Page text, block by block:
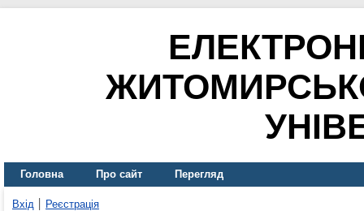
Головна Про сайт Перегляд
Вхід Реєстрація